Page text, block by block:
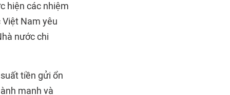
hiện các nhiệm
Nam yêu
nước chi
tiền gửi ổn
mạnh và